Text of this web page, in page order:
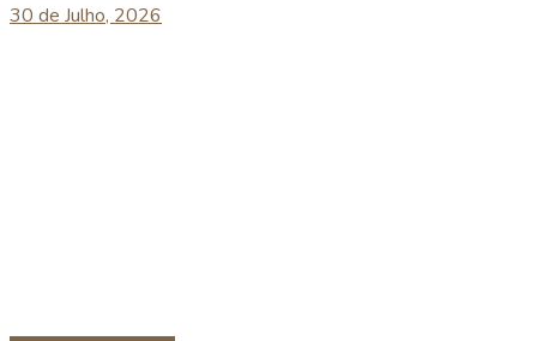
30 de Julho, 2026